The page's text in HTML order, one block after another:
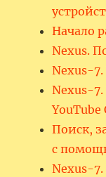
Начало
Nexus.
Nexus-7.
Nexus-7.
Поиск,
с
Nexus-7.